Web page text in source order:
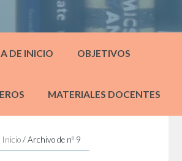
DE INICIO OBJETIVOS
MATERIALES DOCENTES
Inicio /Archivo de nº 9